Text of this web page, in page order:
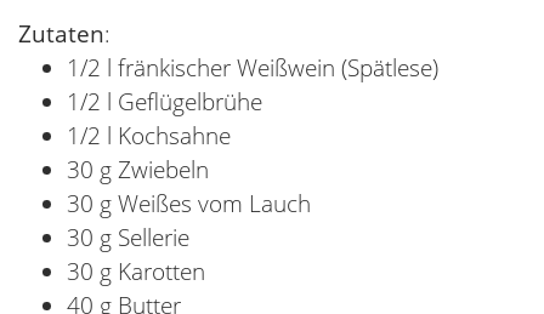
Zutaten:
1/2 l fränkischer Weißwein (Spätlese)
1/2 l Geflügelbrühe
1/2 l Kochsahne
30 g Zwiebeln
30 g Weißes vom Lauch
30 g Sellerie
30 g Karotten
40 g Butter